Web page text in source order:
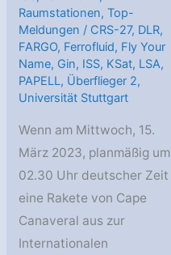
Raumstationen,Top-
Meldungen / CRS-27, DLR,
FARGO, Ferrofluid, Fly Your
Name, Gin, ISS, KSat, LSA,
PAPELL, Überflieger 2,
Universität Stuttgart
Wenn am Mittwoch, 15.
März 2023, planmäßig um
02.30 Uhr deutscher Zeit
eine Rakete von Cape
Canaveral aus zur
Internationalen